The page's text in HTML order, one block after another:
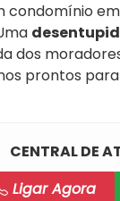
condomínio
dos
prontos
CENTRAL DE
Ligar Agora